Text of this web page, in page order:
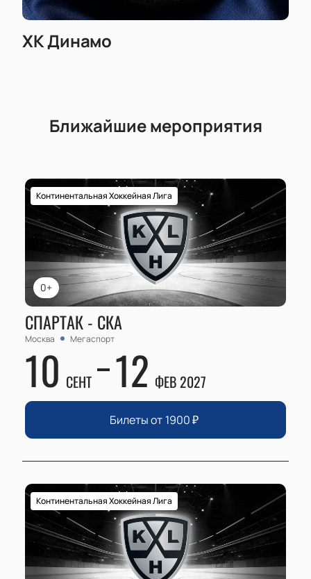
ХК Динамо
Ближайшие мероприятия
0+
Континентальная Хоккейная Лига
СПАРТАК - СКА
Москва Мегаспорт
10 СЕНТ 12 ФЕВ 2027
Билеты от 1900₽
Континентальная Хоккейная Лига